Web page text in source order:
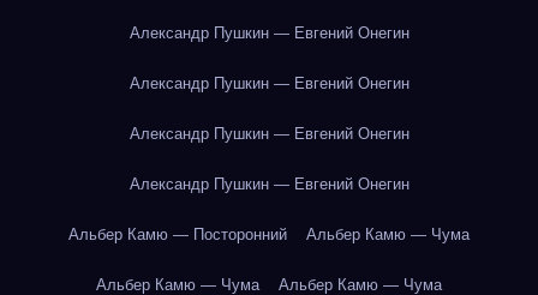
Александр Пушкин — Евгений Онегин
Александр Пушкин — Евгений Онегин
Александр Пушкин — Евгений Онегин
Александр Пушкин — Евгений Онегин
Альбер Камю — Посторонний Альбер Камю — Чума
Альбер Камю — Чума Альбер Камю — Чума